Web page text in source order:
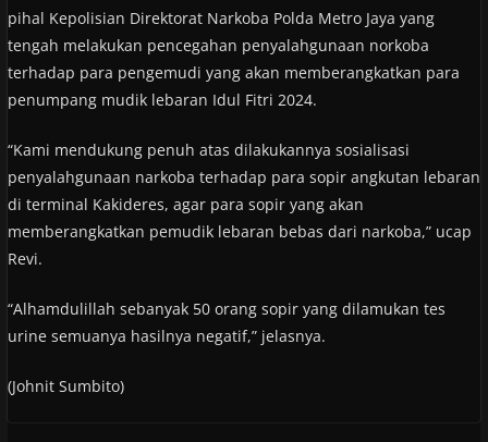
pihal Kepolisian Direktorat Narkoba Polda Metro Jaya yang
tengah melakukan pencegahan penyalahgunaan norkoba
terhadap para pengemudi yang akan memberangkatkan para
penumpang mudik lebaran Idul Fitri 2024.
“Kami mendukung penuh atas dilakukannya sosialisasi
penyalahgunaan narkoba terhadap para sopir angkutan lebaran
di terminal Kakideres, agar para sopir yang akan
memberangkatkan pemudik lebaran bebas dari narkoba,” ucap
Revi.
“Alhamdulillah sebanyak 50 orang sopir yang dilamukan tes
urine semuanya hasilnya negatif,” jelasnya.
(Johnit Sumbito)